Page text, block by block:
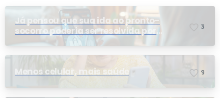
Já pensou que sua ida ao pronto-
socorro poderia ser resolvida por
telemedicina?
3
Menos celular, mais saúde 9